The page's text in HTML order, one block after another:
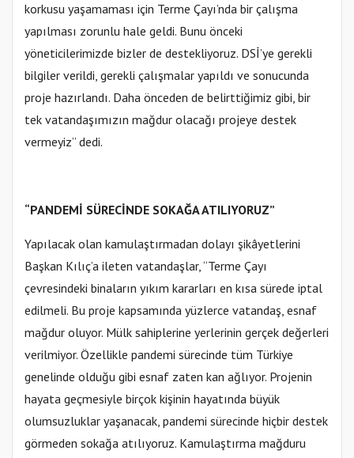
korkusu yaşamaması için Terme Çayı’nda bir çalışma
yapılması zorunlu hale geldi. Bunu önceki
yöneticilerimizde bizler de destekliyoruz. DSİ’ye gerekli
bilgiler verildi, gerekli çalışmalar yapıldı ve sonucunda
proje hazırlandı. Daha önceden de belirttiğimiz gibi, bir
tek vatandaşımızın mağdur olacağı projeye destek
vermeyiz” dedi.
“PANDEMİ SÜRECİNDE SOKAĞA ATILIYORUZ”
Yapılacak olan kamulaştırmadan dolayı şikâyetlerini
Başkan Kılıç’a ileten vatandaşlar, “Terme Çayı
çevresindeki binaların yıkım kararları en kısa sürede iptal
edilmeli. Bu proje kapsamında yüzlerce vatandaş, esnaf
mağdur oluyor. Mülk sahiplerine yerlerinin gerçek değerleri
verilmiyor. Özellikle pandemi sürecinde tüm Türkiye
genelinde olduğu gibi esnaf zaten kan ağlıyor. Projenin
hayata geçmesiyle birçok kişinin hayatında büyük
olumsuzluklar yaşanacak, pandemi sürecinde hiçbir destek
görmeden sokağa atılıyoruz. Kamulaştırma mağduru